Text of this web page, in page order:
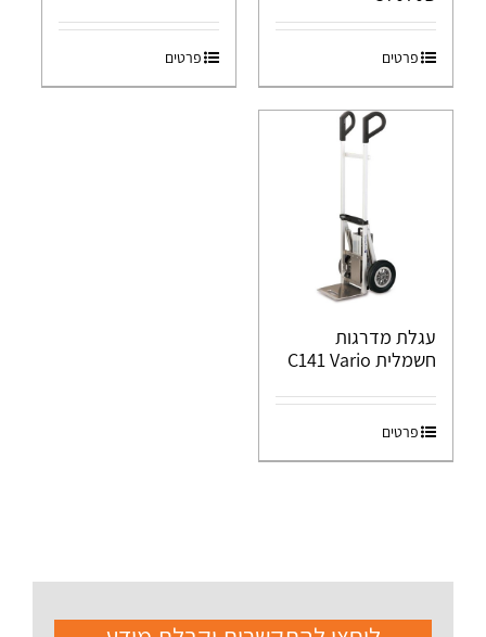
פרטים פרטים
עגלת מדרגות
חשמלית C141 Vario
פרטים